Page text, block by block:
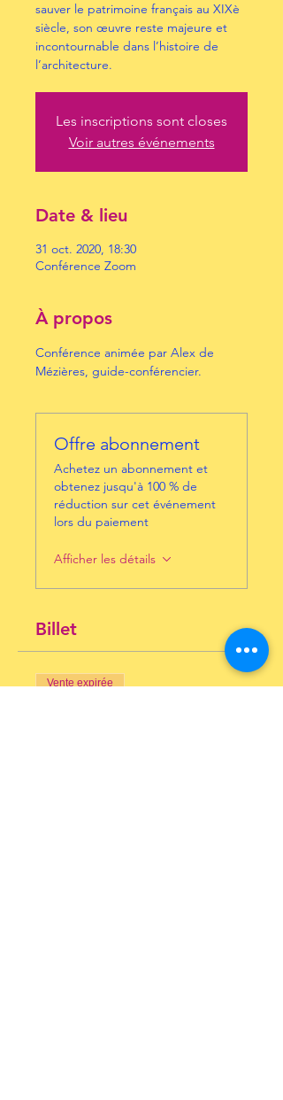
sauver le patrimoine français au XIXè
siècle, son œuvre reste majeure et
incontournable dans l’histoire de
l’architecture.
Les inscriptions sont closes
Voir autres événements
Date & lieu
31 oct. 2020, 18:30
Conférence Zoom
À propos
Conférence animée par Alex de
Mézières, guide-conférencier.
Offre abonnement
Achetez un abonnement et
obtenez jusqu'à 100 % de
réduction sur cet événement
lors du paiement
Afficher les détails
Billet
Vente expirée